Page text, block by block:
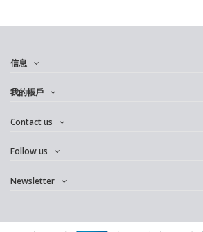
信息
我的帳戶
Contact us
Follow us
Newsletter